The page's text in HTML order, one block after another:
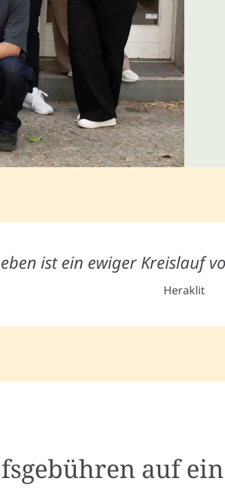
ist ein ewiger Kreislauf
Heraklit
auf